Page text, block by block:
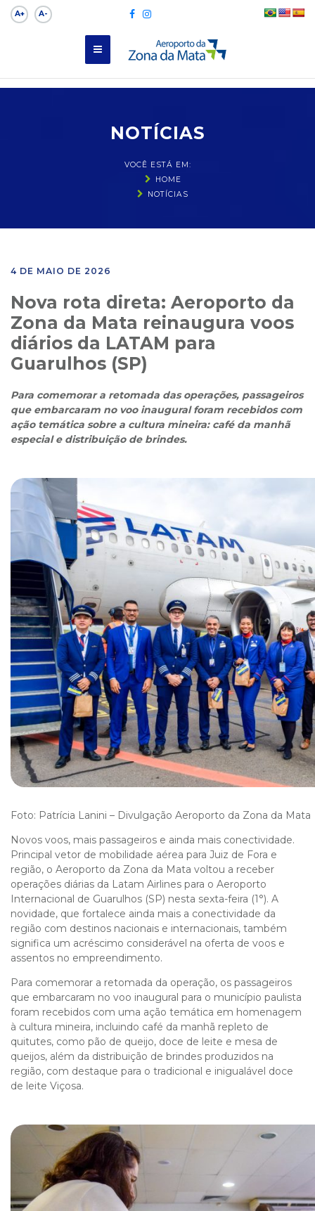
A+ A-
NOTÍCIAS
VOCÊ ESTÁ EM:
HOME
NOTÍCIAS
4 DE MAIO DE 2026
Nova rota direta: Aeroporto da
Zona da Mata reinaugura voos
diários da LATAM para
Guarulhos (SP)
Para comemorar a retomada das operações, passageiros
que embarcaram no voo inaugural foram recebidos com
ação temática sobre a cultura mineira: café da manhã
especial e distribuição de brindes.
Foto: Patrícia Lanini – Divulgação Aeroporto da Zona da Mata
Novos voos, mais passageiros e ainda mais conectividade.
Principal vetor de mobilidade aérea para Juiz de Fora e
região, o Aeroporto da Zona da Mata voltou a receber
operações diárias da Latam Airlines para o Aeroporto
Internacional de Guarulhos (SP) nesta sexta-feira (1°). A
novidade, que fortalece ainda mais a conectividade da
região com destinos nacionais e internacionais, também
significa um acréscimo considerável na oferta de voos e
assentos no empreendimento.
Para comemorar a retomada da operação, os passageiros
que embarcaram no voo inaugural para o município paulista
foram recebidos com uma ação temática em homenagem
à cultura mineira, incluindo café da manhã repleto de
quitutes, como pão de queijo, doce de leite e mesa de
queijos, além da distribuição de brindes produzidos na
região, com destaque para o tradicional e inigualável doce
de leite Viçosa.